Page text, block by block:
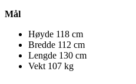
Mål
Høyde 118 cm
Bredde 112 cm
Lengde 130 cm
Vekt 107 kg